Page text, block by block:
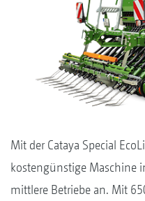
Mit der Cataya Special
kostengünstige Maschine
mittlere Betriebe an. Mit